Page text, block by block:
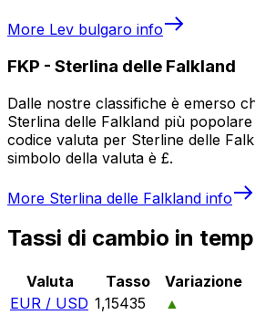
More Lev bulgaro info
FKP - Sterlina delle Falkland
Dalle nostre classifiche è emerso
Sterlina delle Falkland più
codice valuta per Sterline delle
simbolo della valuta è £.
More Sterlina delle Falkland info
Tassi di cambio in
Valuta Tasso
Variazione
EUR / USD 1,15435
▲